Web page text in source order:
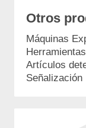
Otros
Máquinas
Artículos
Señalización